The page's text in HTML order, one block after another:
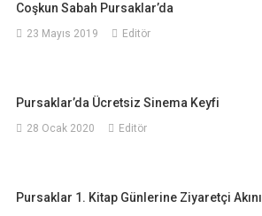
Coşkun Sabah Pursaklar’da
23 Mayıs 2019 Editör
Pursaklar’da Ücretsiz Sinema Keyfi
28 Ocak 2020 Editör
Pursaklar 1. Kitap Günlerine Ziyaretçi Akını